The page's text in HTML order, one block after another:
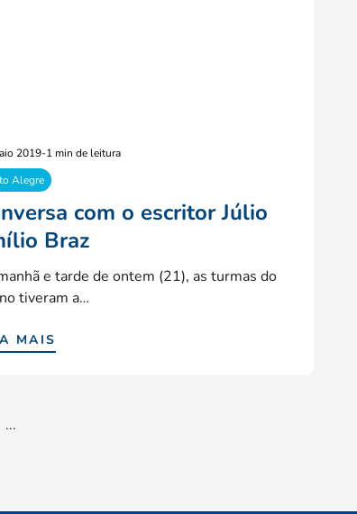
2019-1 min de leitura
Alegre
com o escritor Júlio
Braz
e tarde de ontem (21), as turmas do
tiveram a…
MAIS
...